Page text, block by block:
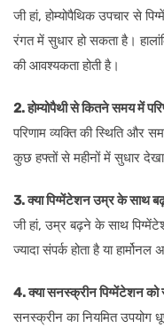
जी हां, होम्योपैथिक उपचार से
रंगत में सुधार हो सकता है।
की आवश्यकता होती है।
2. होम्योपैथी से कितने समय में
परिणाम व्यक्ति की स्थिति और
कुछ हफ्तों से महीनों में सुधार
3. क्या पिग्मेंटेशन उम्र के साथ
जी हां, उम्र बढ़ने के साथ
ज्यादा संपर्क होता है या
4. क्या सनस्क्रीन पिग्मेंटेशन को
सनस्क्रीन का नियमित उपयोग